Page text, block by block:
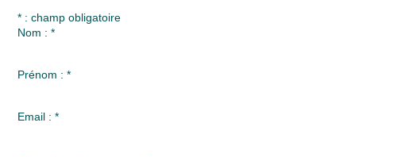
* : champ obligatoire
Nom : *
Prénom : *
Email : *